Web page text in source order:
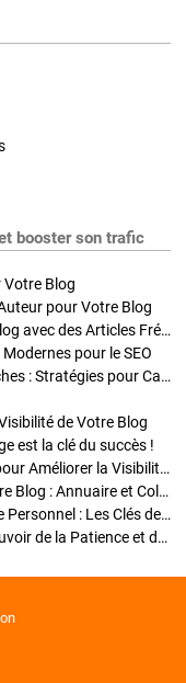
booster son trafic
Votre Blog
pour Votre Blog
Stratégies de Publication : Boostez Votre Blog avec des Articles Fréquents et Exclusifs
pour le SEO
Enrichir Vos Articles avec des Contenus Riches : Stratégies pour Captiver et Optimiser
de Votre Blog
est la clé du succès !
Optimisation SEO des Articles : Stratégies pour Améliorer la Visibilité de Votre Blog
Stratégies pour améliorer la visibilité de votre Blog : Annuaire et Collaborations
Pourquoi Investir dans un Nom de Domaine Personnel : Les Clés de la Réussite de Votre Blog
Comment Faire Émerger Votre Blog : Le Pouvoir de la Patience et de la Persévérance